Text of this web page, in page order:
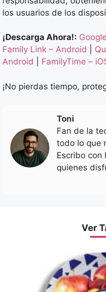
los usuarios de los
¡Descarga Ahora!:
Family Link – Android
Android
FamilyTime –
¡No pierdas tiempo,
Toni
Fan de la
todo lo que
Escribo con
quienes
Ver